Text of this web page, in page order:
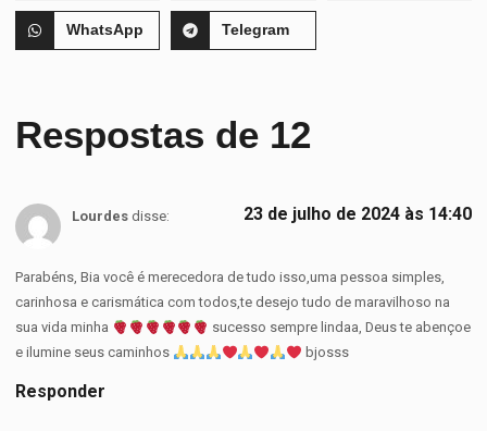
WhatsApp Telegram
Respostas de 12
Lourdes disse: 23 de julho de 2024 às 14:40
Parabéns, Bia você é merecedora de tudo isso,uma pessoa simples,
carinhosa e carismática com todos,te desejo tudo de maravilhoso na
sua vida minha
sucesso sempre lindaa, Deus te abençoe
e ilumine seus caminhos
bjosss
Responder